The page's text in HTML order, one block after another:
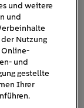
und weitere
und
Nutzung
Online-
und
gestellte
Ihrer